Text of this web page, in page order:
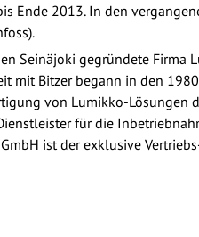
Ende 2013. In den
Seinäjoki gegründete Firma
mit Bitzer begann in den
von Lumikko-Lösungen
für die
GmbH ist der exklusive